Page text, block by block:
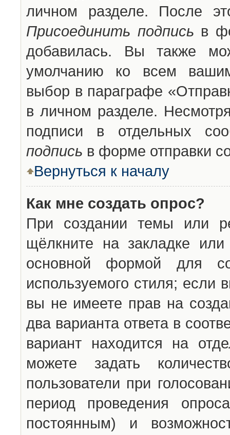
личном разделе. После
Присоединить подпись в
добавилась. Вы также
умолчанию ко всем
выбор в параграфе
в личном разделе.
подписи в отдельных
подпись в форме отправки
Вернуться к началу
Как мне создать опрос?
При создании темы или
щёлкните на закладке
основной формой для
используемого стиля; если
вы не имеете прав на
два варианта ответа в
вариант находится на
можете задать
пользователи при
период проведения
постоянным) и